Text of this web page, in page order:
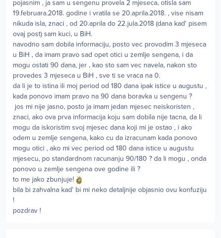
pojasnim , ja sam u sengenu provela 2 mjeseca, otisla sam
19.februara.2018. godine i vratila se 20.aprila.2018. , vise nisam
nikuda isla, znaci , od 20.aprila do 22.jula.2018 (dana kad' pisem
ovaj post) sam kuci, u BiH.
navodno sam dobila informaciju, posto vec provodim 3 mjeseca
u BiH , da imam pravo sad opet otici u zemlje sengena, i da
mogu ostati 90 dana, jer , kao sto sam vec navela, nakon sto
provedes 3 mjeseca u BiH , sve ti se vraca na 0.
da li je to istina ili moj period od 180 dana ipak istice u augustu ,
kada ponovo imam pravo na 90 dana boravka u sengenu ?
jos mi nije jasno, posto ja imam jedan mjesec neiskoristen ,
znaci, ako ova prva informacija koju sam dobila nije tacna, da li
mogu da iskoristim svoj mjesec dana koji mi je ostao , i ako
odem u zemlje sengena, kako cu da izracunam kada ponovo
mogu otici , ako mi vec period od 180 dana istice u augustu
mjesecu, po standardnom racunanju 90/180 ? da li mogu , onda
ponovo u zemlje sengena ove godine ili ?
to me jako zbunjuje!
bila bi zahvalna kad' bi mi neko detaljnije objasnio ovu konfuziju
!
pozdrav !